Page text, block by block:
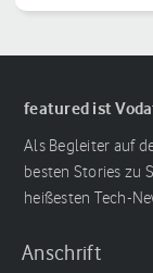
Reihenfolge
featured ist
Als Begleiter auf
besten Stories zu
heißesten Tech-
Anschrift